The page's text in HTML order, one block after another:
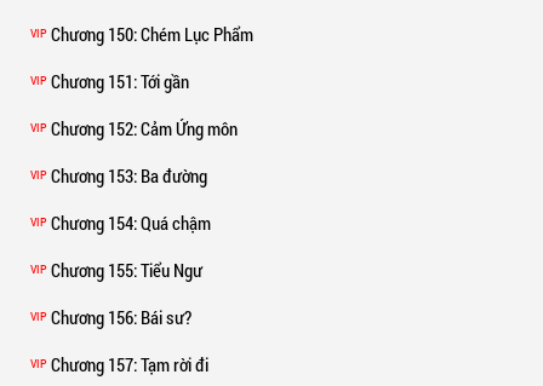
VIP Chương 150: Chém Lục Phẩm
VIP Chương 151: Tới gần
VIP Chương 152: Cảm Ứng môn
VIP Chương 153: Ba đường
VIP Chương 154: Quá chậm
VIP Chương 155: Tiểu Ngư
VIP Chương 156: Bái sư?
VIP Chương 157: Tạm rời đi